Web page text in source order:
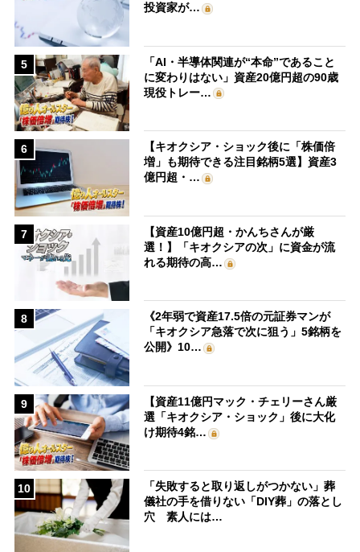
投資家が…
5
「AI・半導体関連が“本命”であること
に変わりはない」資産20億円超の90歳
現役トレー…
6
【キオクシア・ショック後に「株価倍
増」も期待できる注目銘柄5選】資産3
億円超・…
7
【資産10億円超・かんちさんが厳
選！】「キオクシアの次」に資金が流
れる期待の高…
8
《2年弱で資産17.5倍の元証券マンが
「キオクシア急落で次に狙う」5銘柄を
公開》10…
9
【資産11億円マック・チェリーさん厳
選「キオクシア・ショック」後に大化
け期待4銘…
10
「失敗すると取り返しがつかない」葬
儀社の手を借りない「DIY葬」の落とし
穴 素人には…